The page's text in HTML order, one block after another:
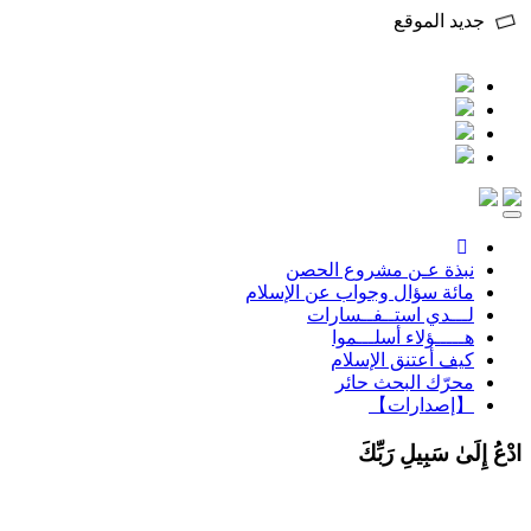
جديد الموقع
Toggle
navigation
نبذة عـن مشروع الحصن
مائة سؤال وجواب عن الإسلام
لـــدي استــفــسارات
هـــــؤلاء أسلـــموا
كيف أعتنق الإسلام
محرّك البحث حائر
【إصدارات】
ادْعُ إِلَىٰ سَبِيلِ رَبِّكَ